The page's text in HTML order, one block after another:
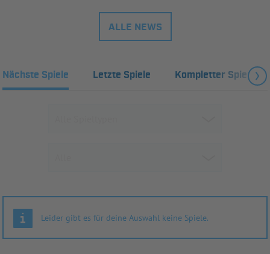
ALLE NEWS
Nächste Spiele Letzte Spiele Kompletter Spielplan
Leider gibt es für deine Auswahl keine Spiele.